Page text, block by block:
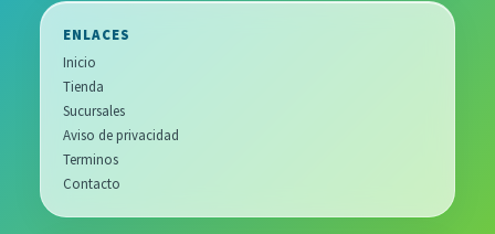
ENLACES
Inicio
Tienda
Sucursales
Aviso de privacidad
Terminos
Contacto